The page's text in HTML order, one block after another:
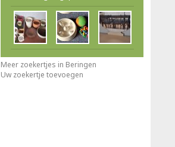
Meer zoekertjes in Beringen
Uw zoekertje toevoegen